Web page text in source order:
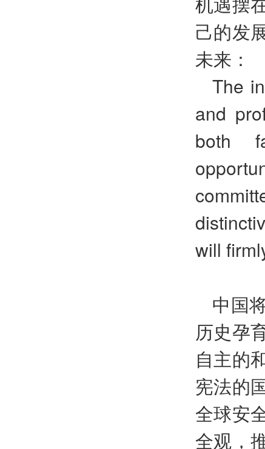
己的发
未来：
The
and
both
will
中国
历史孕
自主的
宪法的
全球安
全观，